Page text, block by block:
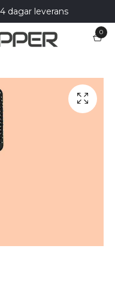
dagar leverans
0